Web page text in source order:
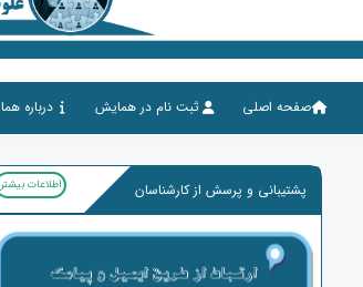
صفحه اصلی ثبت نام در همایش درباره
پشتیبانی و پرسش از کارشناسان اطلاعات بیشتر